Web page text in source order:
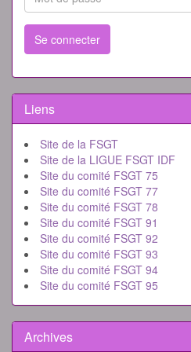
Se connecter
Liens
Site de la FSGT
Site de la LIGUE FSGT IDF
Site du comité FSGT 75
Site du comité FSGT 77
Site du comité FSGT 78
Site du comité FSGT 91
Site du comité FSGT 92
Site du comité FSGT 93
Site du comité FSGT 94
Site du comité FSGT 95
Archives